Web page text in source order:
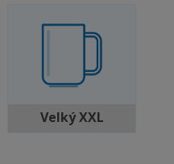
Velký XXL